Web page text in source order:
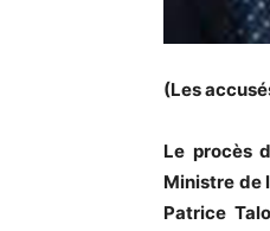
(Les
Le procès
Ministre de
Patrice